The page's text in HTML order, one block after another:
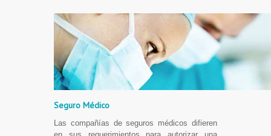
Seguro Médico
Las compañías de seguros médicos difieren